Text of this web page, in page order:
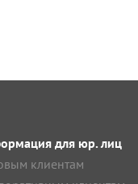
для юр. лиц
клиентам